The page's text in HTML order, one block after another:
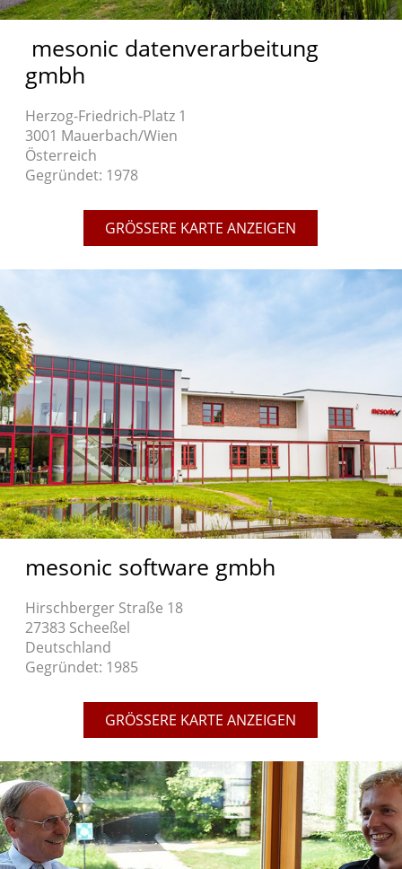
mesonic datenverarbeitung
gmbh
Herzog-Friedrich-Platz 1
3001 Mauerbach/Wien
Österreich
Gegründet: 1978
GRÖSSERE KARTE ANZEIGEN
mesonic software gmbh
Hirschberger Straße 18
27383 Scheeßel
Deutschland
Gegründet: 1985
GRÖSSERE KARTE ANZEIGEN